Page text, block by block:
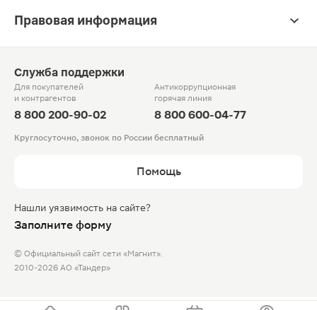
Правовая информация
Служба поддержки
Для покупателей
и контрагентов
8 800 200-90-02
Антикоррупционная
горячая линия
8 800 600-04-77
Круглосуточно, звонок по России бесплатный
Помощь
Нашли уязвимость на сайте?
Заполните форму
© Официальный сайт сети «Магнит».
2010-2026 АО «Тандер»